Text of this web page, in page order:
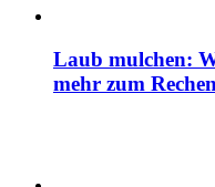
Laub mulchen:
mehr zum